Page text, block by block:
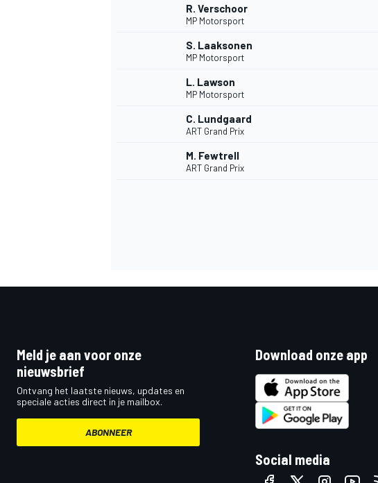
R. Verschoor
MP Motorsport
S. Laaksonen
MP Motorsport
L. Lawson
MP Motorsport
C. Lundgaard
ART Grand Prix
M. Fewtrell
ART Grand Prix
Meld je aan voor onze
nieuwsbrief
Ontvang het laatste nieuws, updates en
speciale acties direct in je mailbox.
ABONNEER
Download onze app
Social media